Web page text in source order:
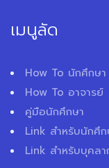
เมนูลัด
How To นักศึกษา
How To อาจารย์
คู่มือนักศึกษา
Link สำหรับนักศึก
Link สำหรับบุคลา